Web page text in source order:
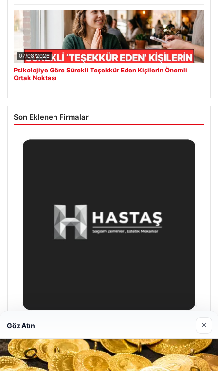
07/08/2026
Psikolojiye Göre Sürekli Teşekkür Eden Kişilerin Önemli
Ortak Noktası
Son Eklenen Firmalar
Hastaş Beton
26/05/2026
Göz Atın ×